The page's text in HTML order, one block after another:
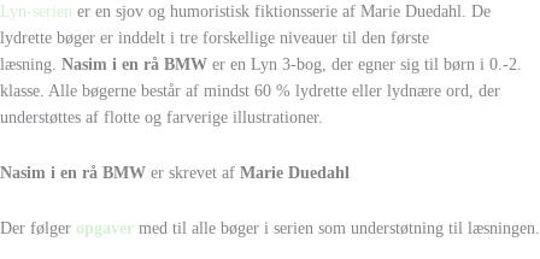
Lyn-serien er en sjov og humoristisk fiktionsserie af Marie Duedahl. De
lydrette bøger er inddelt i tre forskellige niveauer til den første
læsning. Nasim i en rå BMW er en Lyn 3-bog, der egner sig til børn i 0.-2.
klasse. Alle bøgerne består af mindst 60 % lydrette eller lydnære ord, der
understøttes af flotte og farverige illustrationer.
Nasim i en rå BMW er skrevet af Marie Duedahl
Der følger opgaver med til alle bøger i serien som understøtning til læsningen.